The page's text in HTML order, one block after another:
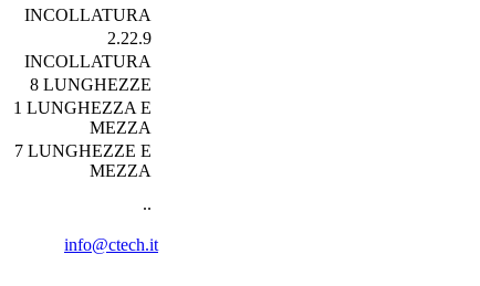
INCOLLATURA
2.22.9
INCOLLATURA
8 LUNGHEZZE
1 LUNGHEZZA E
MEZZA
7 LUNGHEZZE E
MEZZA
..
info@ctech.it